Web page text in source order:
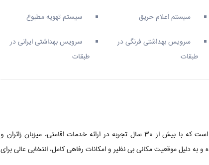
سیستم اعلام حریق سیستم تهویه مطبوع
سرویس بهداشتی فرنگی در
طبقات
سرویس بهداشتی ایرانی در
طبقات
هتل مدائن مشهد یکی از هتل های شناخته شده و با سابقه در شهر مشهد است که با بیش از 30 سال تجربه در ارائه خدمات اقامتی، میزبان زائران و
دلیل موقعیت مکانی بی نظیر و امکانات رفاهی کامل، انتخابی عالی برای